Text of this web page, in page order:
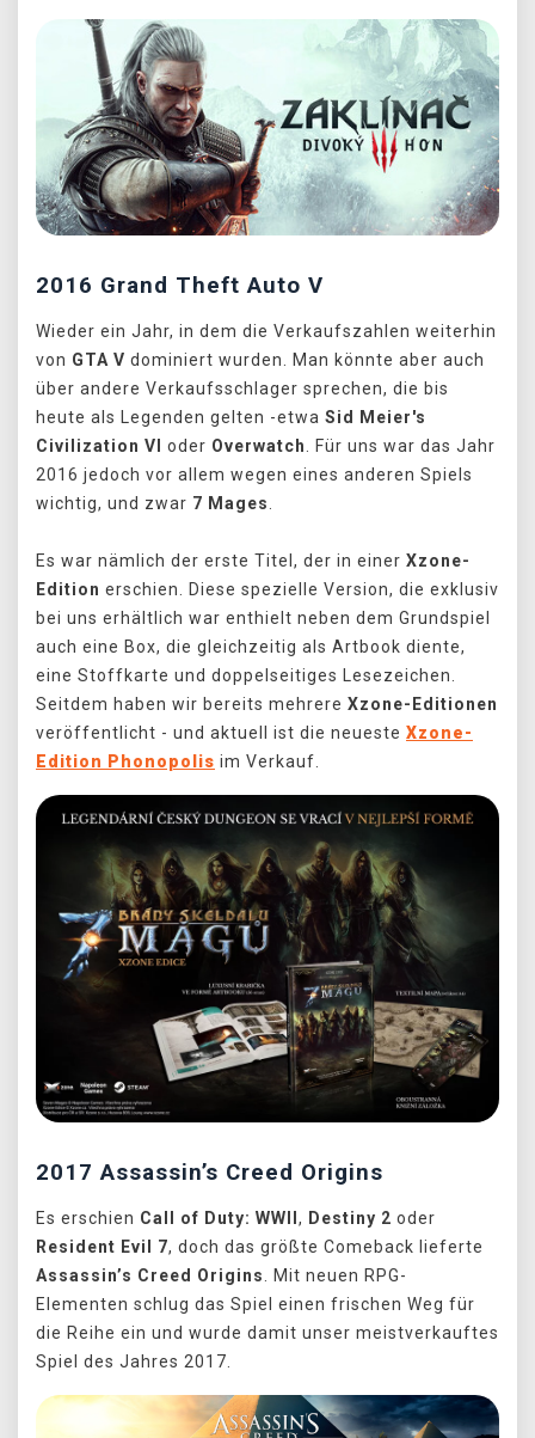
2016 Grand Theft Auto V
Wieder ein Jahr, in dem die Verkaufszahlen weiterhin
von GTA V dominiert wurden. Man könnte aber auch
über andere Verkaufsschlager sprechen, die bis
heute als Legenden gelten -etwa Sid Meier's
Civilization VI
oder Overwatch. Für uns war das Jahr
2016 jedoch vor allem wegen eines anderen Spiels
wichtig, und zwar 7 Mages.
Es war nämlich der erste Titel, der in einer Xzone-
Edition erschien. Diese spezielle Version, die exklusiv
bei uns erhältlich war enthielt neben dem Grundspiel
auch eine Box, die gleichzeitig als Artbook diente,
eine Stoffkarte und doppelseitiges Lesezeichen.
Seitdem haben wir bereits mehrere Xzone-Editionen
veröffentlicht - und aktuell ist die neueste Xzone-
Edition Phonopolis im Verkauf.
2017 Assassin’s Creed Origins
Es erschien Call of Duty: WWII , Destiny 2 oder
Resident Evil 7, doch das größte Comeback lieferte
Assassin’s Creed Origins. Mit neuen RPG-
Elementen schlug das Spiel einen frischen Weg für
die Reihe ein und wurde damit unser meistverkauftes
Spiel des Jahres 2017.